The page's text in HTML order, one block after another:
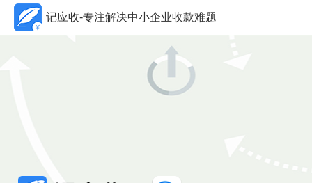
记应收-专注解决中小企业收款难题